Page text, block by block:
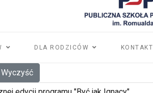
DLA RODZICÓW KONTAKT
Wyczyść